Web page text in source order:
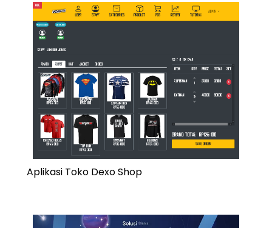
Aplikasi Toko Dexo Shop